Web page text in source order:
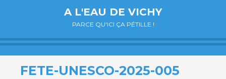
A L'EAU DE VICHY
PARCE QU'ICI ÇA PÉTILLE !
FETE-UNESCO-2025-005